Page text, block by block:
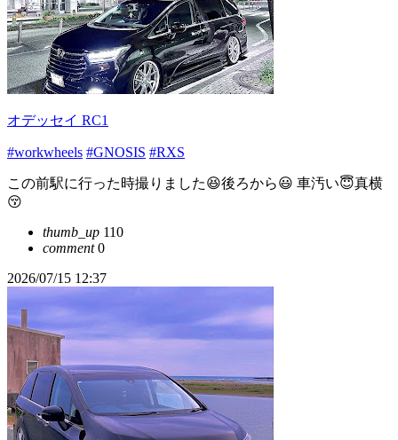
オデッセイ RC1
#workwheels #GNOSIS #RXS
この前駅に行った時撮りました😆後ろから😃 車汚い😇真横
😚
thumb_up 110
comment0
2026/07/15 12:37